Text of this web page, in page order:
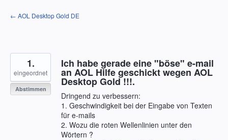
Zum
Inhalt
← AOL Desktop Gold DE
Ich habe gerade eine "böse" e-mail
an AOL Hilfe geschickt wegen AOL
Desktop Gold !!!.
Dringend zu verbessern:
1. Geschwindigkeit bei der Eingabe von Texten
für e-mails
2. Wozu die roten Wellenlinien unter den
Wörtern ?
1.
eingeordnet
Abstimmen